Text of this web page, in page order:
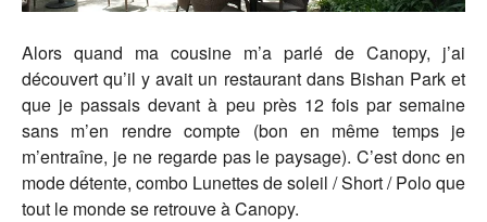
Alors quand ma cousine m’a parlé de Canopy, j’ai
découvert qu’il y avait un restaurant dans Bishan Park et
que je passais devant à peu près 12 fois par semaine
sans m’en rendre compte (bon en même temps je
m’entraîne, je ne regarde pas le paysage). C’est donc en
mode détente, combo Lunettes de soleil / Short / Polo que
tout le monde se retrouve à Canopy.